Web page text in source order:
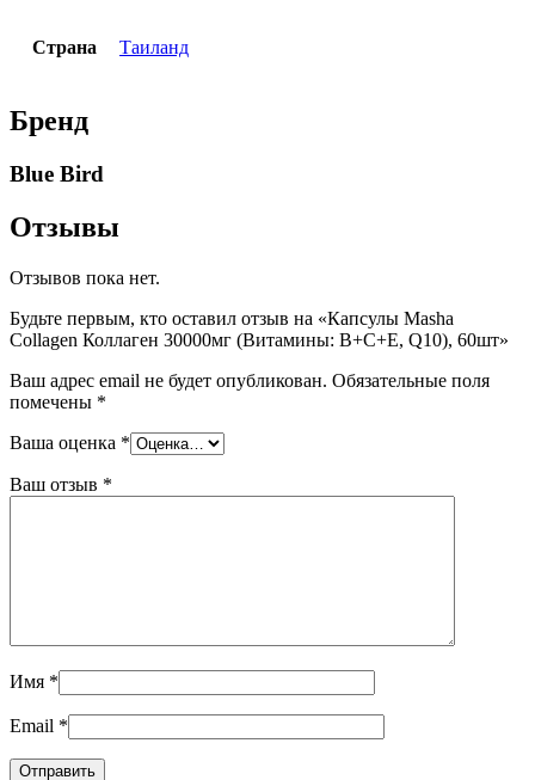
Страна Таиланд
Бренд
Blue Bird
Отзывы
Отзывов пока нет.
Будьте первым, кто оставил отзыв на «Капсулы Masha
Collagen Коллаген 30000мг (Витамины: В+С+Е, Q10), 60шт»
Ваш адрес email не будет опубликован. Обязательные поля
помечены *
Ваша оценка *
Ваш отзыв *
Имя *
Email *